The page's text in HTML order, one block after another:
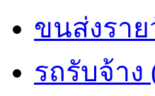
ขนส่งรา
รถรับจ้าง